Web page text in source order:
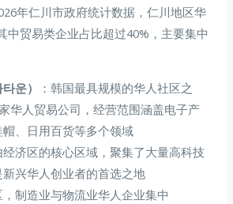
年仁川市政府统计数据，仁川地区华
中贸易类企业占比超过40%，主要集中
운）
：韩国最具规模的华人社区之
华人贸易公司，经营范围涵盖电子产
、日用百货等多个领域
经济区的核心区域，聚集了大量高科技
兴华人创业者的首选之地
，制造业与物流业华人企业集中